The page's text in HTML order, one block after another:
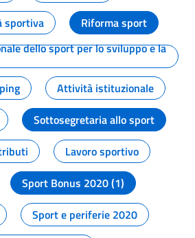
sportiva
Riforma sport
dello sport per lo sviluppo e la
Attività istituzionale
Sottosegretaria allo sport
Lavoro sportivo
Sport Bonus 2020 (1)
Sport e periferie 2020